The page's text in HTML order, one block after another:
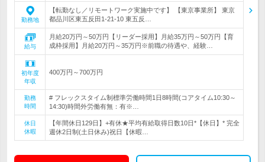
勤務地
【転勤なし／リモートワーク実施中です】 【東京事業所】 東京
都品川区東五反田1-21-10 東五反…
給与
月給20万円～50万円【リーダー採用】月給35万円～50万円【育
成枠採用】月給20万円～35万円※前職の待遇や、経験…
初年度
年収
400万円～700万円
勤務
時間
# フレックスタイム制標準労働時間1日8時間(コアタイム10:30～
14:30)時間外労働有無：有※…
休日
休暇
【年間休日129日】+有休★平均有給取得日数10日*【休日】* 完全
週休2日制(土日休み)祝日【休暇…